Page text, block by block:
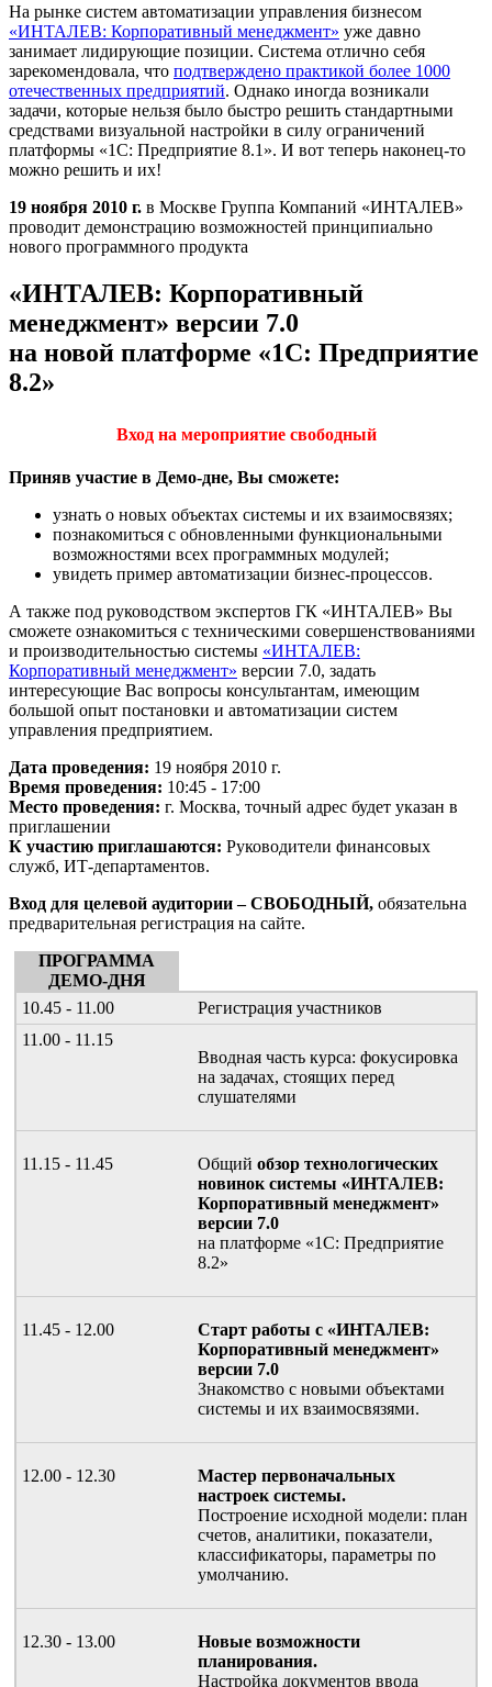
На рынке систем автоматизации управления бизнесом
«ИНТАЛЕВ: Корпоративный менеджмент» уже давно
занимает лидирующие позиции. Система отлично себя
зарекомендовала, что подтверждено практикой более 1000
отечественных предприятий. Однако иногда возникали
задачи, которые нельзя было быстро решить стандартными
средствами визуальной настройки в силу ограничений
платформы «1С: Предприятие 8.1». И вот теперь наконец-то
можно решить и их!
19 ноября 2010 г. в Москве Группа Компаний «ИНТАЛЕВ»
проводит демонстрацию возможностей принципиально
нового программного продукта
«ИНТАЛЕВ: Корпоративный
менеджмент» версии 7.0
на новой платформе «1С: Предприятие
8.2»
Вход на мероприятие свободный
Приняв участие в Демо-дне, Вы сможете:
узнать о новых объектах системы и их взаимосвязях;
познакомиться с обновленными функциональными
возможностями всех программных модулей;
увидеть пример автоматизации бизнес-процессов.
А также под руководством экспертов ГК «ИНТАЛЕВ» Вы
сможете ознакомиться с техническими совершенствованиями
и производительностью системы «ИНТАЛЕВ:
Корпоративный менеджмент» версии 7.0, задать
интересующие Вас вопросы консультантам, имеющим
большой опыт постановки и автоматизации систем
управления предприятием.
Дата проведения: 19 ноября 2010 г.
Время проведения: 10:45 - 17:00
Место проведения: г. Москва, точный адрес будет указан в
приглашении
К участию приглашаются: Руководители финансовых
служб, ИТ-департаментов.
Вход для целевой аудитории – СВОБОДНЫЙ, обязательна
предварительная регистрация на сайте.
ПРОГРАММА
ДЕМО-ДНЯ
10.45 - 11.00
Регистрация участников
11.00 - 11.15
Вводная часть курса: фокусировка
на задачах, стоящих перед
слушателями
11.15 - 11.45 Общий обзор технологических
новинок системы «ИНТАЛЕВ:
Корпоративный менеджмент»
версии 7.0
на платформе «1С: Предприятие
8.2»
11.45 - 12.00
Старт работы с «ИНТАЛЕВ:
Корпоративный менеджмент»
версии 7.0
Знакомство с новыми объектами
системы и их взаимосвязями.
12.00 - 12.30
Мастер первоначальных
настроек системы.
Построение исходной модели: план
счетов, аналитики, показатели,
классификаторы, параметры по
умолчанию.
12.30 - 13.00
Новые возможности
планирования.
Настройка документов ввода